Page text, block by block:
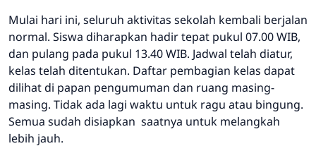
Mulai hari ini, seluruh aktivitas sekolah kembali berjalan
normal. Siswa diharapkan hadirtepat pukul 07.00 WIB,
dan pulang pada pukul 13.40 WIB. Jadwal telah diatur,
kelas telah ditentukan. Daftar pembagian kelas dapat
dilihat di papan pengumuman dan ruang masing-
masing. Tidak ada lagi waktu untuk ragu atau bingung.
Semua sudah disiapkan saatnya untuk melangkah
lebih jauh.